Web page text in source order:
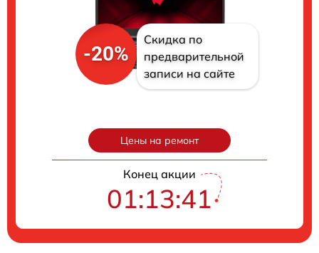
-20%
Скидка по
предварительной
записи на сайте
Цены на ремонт
Конец акции
01:13:40